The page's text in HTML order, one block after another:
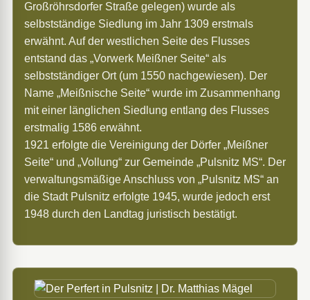
Großröhrsdorfer Straße gelegen) wurde als
selbstständige Siedlung im Jahr 1309 erstmals
erwähnt. Auf der westlichen Seite des Flusses
entstand das „Vorwerk Meißner Seite“ als
selbstständiger Ort (um 1550 nachgewiesen). Der
Name „Meißnische Seite“ wurde im Zusammenhang
mit einer länglichen Siedlung entlang des Flusses
erstmalig 1586 erwähnt.
1921 erfolgte die Vereinigung der Dörfer „Meißner
Seite“ und „Vollung“ zur Gemeinde „Pulsnitz MS“. Der
verwaltungsmäßige Anschluss von „Pulsnitz MS“ an
die Stadt Pulsnitz erfolgte 1945, wurde jedoch erst
1948 durch den Landtag juristisch bestätigt.